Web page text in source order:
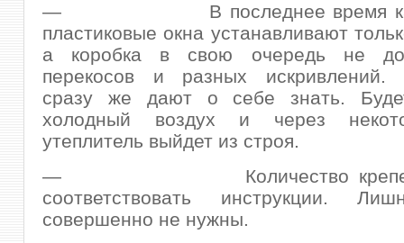
— В последнее время
пластиковые окна устанавливают
а коробка в свою очередь не
перекосов и разных искривлений.
сразу же дают о себе знать.
холодный воздух и через
утеплитель выйдет из строя.
— Количество
соответствовать инструкции.
совершенно не нужны.